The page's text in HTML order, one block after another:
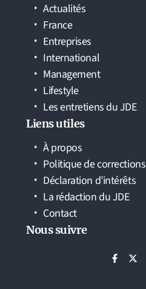
Actualités
France
Entreprises
International
Management
Lifestyle
Les entretiens du JDE
Liens utiles
À propos
Politique de corrections
Déclaration d’intérêts
La rédaction du JDE
Contact
Nous suivre